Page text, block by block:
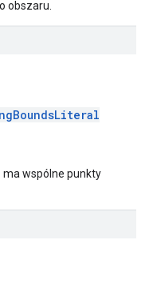
obszaru.
ma wspólne punkty